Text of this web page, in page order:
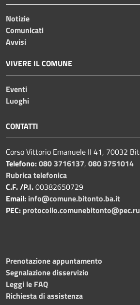
Notizie
Comunicati
Avvisi
VIVERE IL COMUNE
Eventi
Luoghi
CONTATTI
Corso Vittorio Emanuele II 41, 70032
Telefono:080 3716137, 080 3751014
Rubrica telefonica
C.F. /P.I.00382650729
Email: info@comune.bitonto.ba.it
PEC:
Prenotazione appuntamento
Segnalazione disservizio
Leggi le FAQ
Richiesta di assistenza